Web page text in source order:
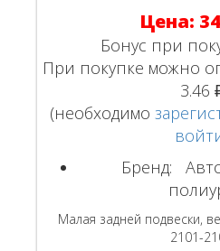
Цена:
Бонус при
При покупке можно
3.46
(необходимо
Бренд:
Малая задней подвески,
2101-